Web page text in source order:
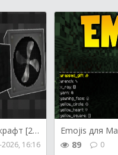
Mob Grinding Utils для Майнкрафт [26.2, 26.1.2]
2026, 16:16
89
0